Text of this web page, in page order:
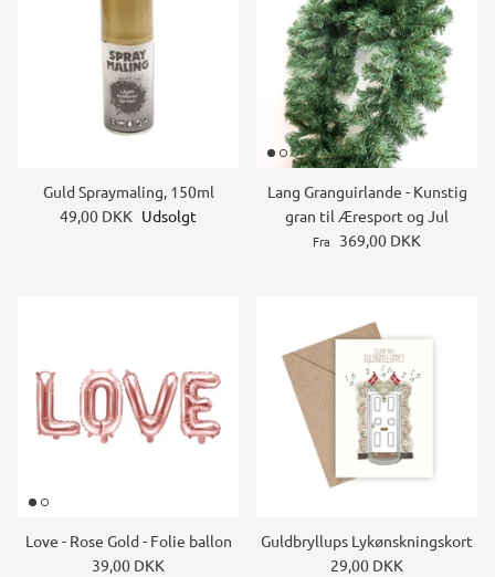
Guld Spraymaling, 150ml
49,00 DKK Udsolgt
Lang Granguirlande - Kunstig
gran til Æresport og Jul
Fra 369,00 DKK
Love - Rose Gold - Folie ballon
39,00 DKK
Guldbryllups Lykønskningskort
29,00 DKK